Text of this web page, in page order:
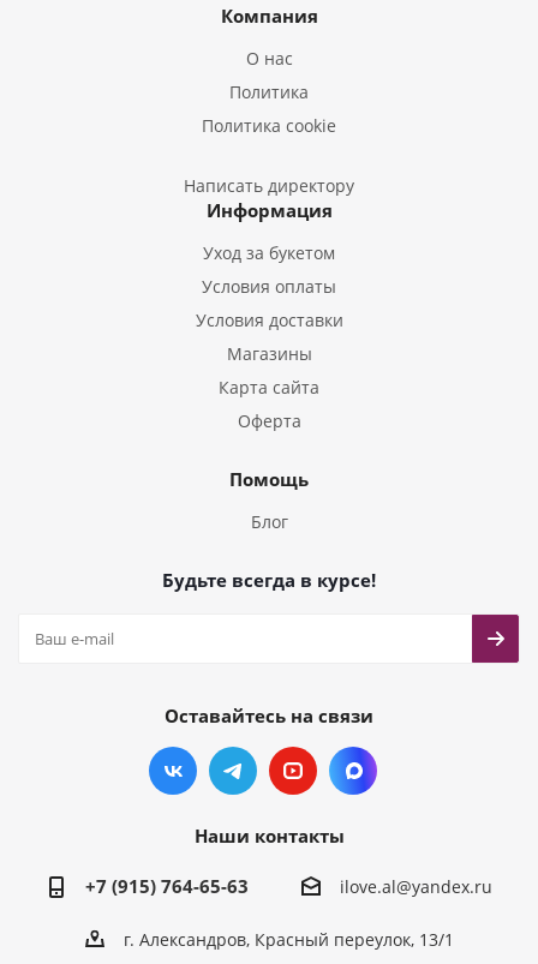
Букеты из Ирисов
Букеты из Эустом
Букеты из Гладиолусов
Букеты из Тюльпанов
Компания
О нас
Политика
Политика cookie
Написать директору
Информация
Уход за букетом
Условия оплаты
Условия доставки
Магазины
Карта сайта
Оферта
Помощь
Блог
Будьте всегда в курсе!
Оставайтесь на связи
Наши контакты
+7 (915) 764-65-63 ilove.al@yandex.ru
г. Александров, Красный переулок, 13/1